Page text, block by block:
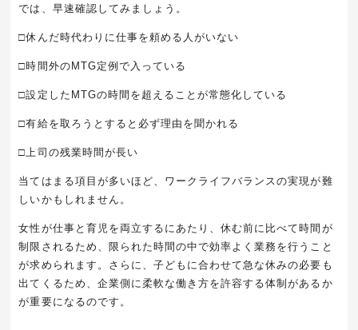
では、早速確認してみましょう。
□休んだ時代わりに仕事を頼める人がいない
□時間外の MTG定例で入っている
□設定した MTGの時間を超えることが常態化している
□有給を取ろうとすると必ず理由を聞かれる
□上司の残業時間が長い
当てはまる項目が多いほど、ワークライフバランスの実現が難
しいかもしれません。
女性が仕事と育児を両立するにあたり、休む前に比べて時間が
制限されるため、限られた時間の中で効率よく業務を行うこと
が求められます。さらに、子どもに合わせて急な休みの必要も
出てくるため、企業側に柔軟な働き方を許容する体制があるか
が重要になるのです。